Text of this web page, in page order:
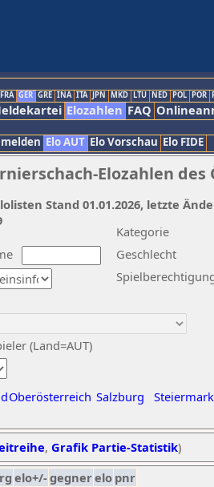
FRA GER GRE INA ITA JPN MKD LTU NED POL POR
Elozahlen FAQ
Elo AUT Elo Vorschau Elo FIDE
Elozahlen des
Kategorie
Geschlecht
(Land=AUT)
Oberösterreich Salzburg Steiermark
Stand 01.01.2026, letzte
, Grafik Partie-Statistik)
elo+/-gegnerelo pnr